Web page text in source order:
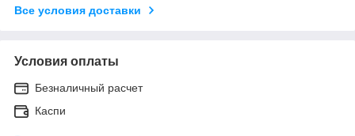
Все условия доставки
Условия оплаты
Безналичный расчет
Каспи